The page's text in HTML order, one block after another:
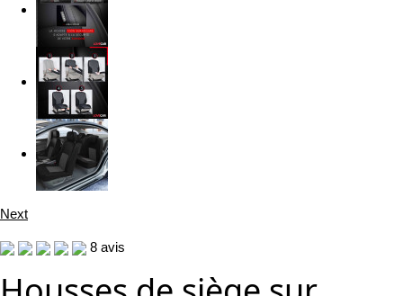
Next
8 avis